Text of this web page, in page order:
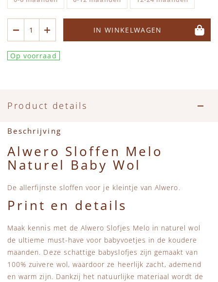
Accessoires
Zwemkleding
Zwemkleding
Feestkleding
Speelgoed
Beren, Speendoekjes en Knuffeldoekjes
Tassen
Beren
MarMar Copenhagen
Mini Rodini
+1 in the family
Piupiuchick
Play Up
Sproet & Sprout
Tiny Cottons
IN WINKELWAGEN
Op voorraad
Product details
Beschrijving
Alwero Sloffen Melo
Naturel Baby Wol
De allerfijnste sloffen voor je kleintje van Alwero.
Print en details
Maak kennis met de Alwero Slofjes Melo in naturel wol
de ultieme must-have voor babyvoetjes in de koudere
maanden. Deze schattige babyslofjes zijn gemaakt van
100% zuivere wol, waardoor ze heerlijk zacht, ademend
en warm zijn. Dankzij het natuurlijke materiaal wordt de